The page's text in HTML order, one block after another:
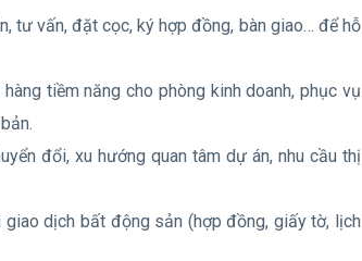
tư vấn, đặt cọc, ký hợp đồng, bàn giao… để hỗ
tiềm năng cho phòng kinh doanh, phục vụ
đổi, xu hướng quan tâm dự án, nhu cầu thị
dịch bất động sản (hợp đồng, giấy tờ, lịch